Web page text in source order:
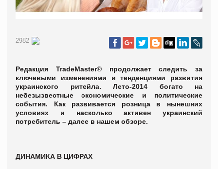
2982
Редакция TradeMaster®продолжает следить за
ключевыми изменениями и тенденциями развития
украинского ритейла. Лето-2014 богато на
небезызвестные экономические и политические
события. Как развивается розница в нынешних
условиях и насколько активен украинский
потребитель – далее в нашем обзоре.
ДИНАМИКА В ЦИФРАХ